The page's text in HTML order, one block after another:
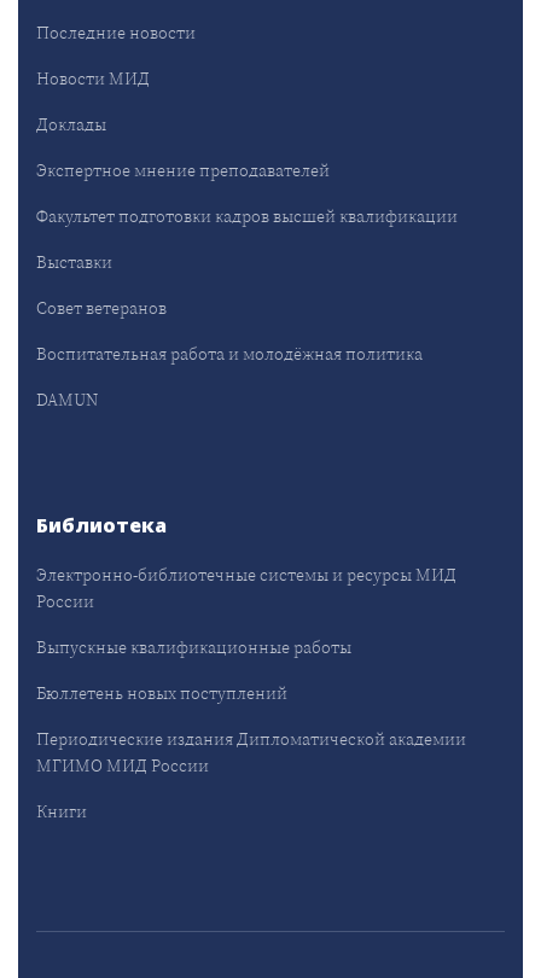
Последние новости
Новости МИД
Доклады
Экспертное мнение преподавателей
Факультет подготовки кадров высшей квалификации
Выставки
Совет ветеранов
Воспитательная работа и молодёжная политика
DAMUN
Библиотека
Электронно-библиотечные системы и ресурсы МИД
России
Выпускные квалификационные работы
Бюллетень новых поступлений
Периодические издания Дипломатической академии
МГИМО МИД России
Книги